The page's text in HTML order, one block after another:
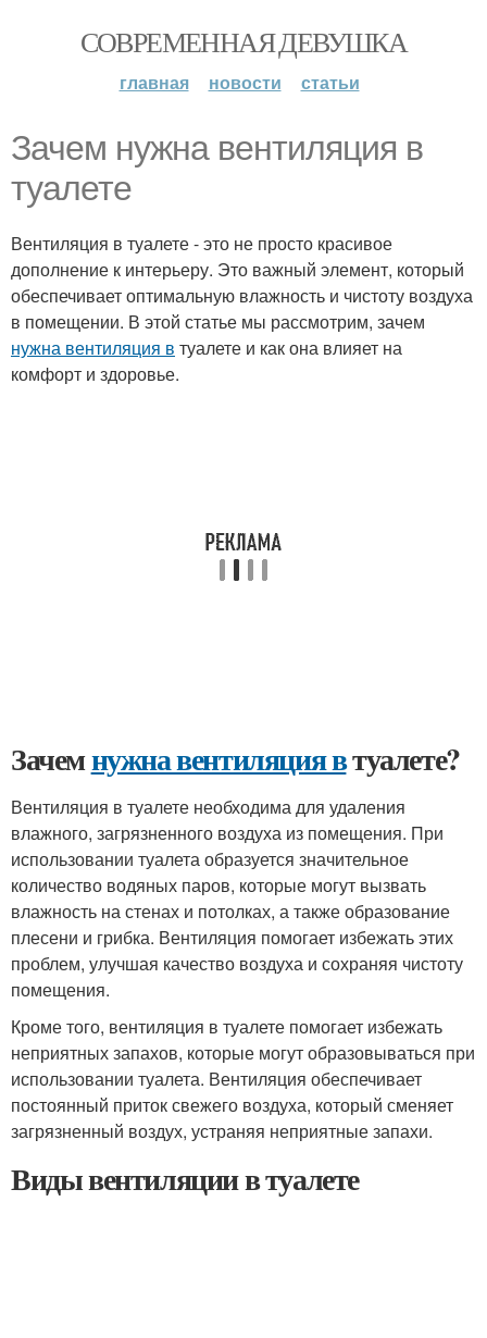
СОВРЕМЕННАЯ ДЕВУШКА
главная новости статьи
Зачем нужна вентиляция в
туалете
Вентиляция в туалете - это не просто красивое
дополнение к интерьеру. Это важный элемент, который
обеспечивает оптимальную влажность и чистоту воздуха
в помещении. В этой статье мы рассмотрим, зачем
нужна вентиляция в туалете и как она влияет на
комфорт и здоровье.
Зачемнужна вентиляция втуалете?
Вентиляция в туалете необходима для удаления
влажного, загрязненного воздуха из помещения. При
использовании туалета образуется значительное
количество водяных паров, которые могут вызвать
влажность на стенах и потолках, а также образование
плесени и грибка. Вентиляция помогает избежать этих
проблем, улучшая качество воздуха и сохраняя чистоту
помещения.
Кроме того, вентиляция в туалете помогает избежать
неприятных запахов, которые могут образовываться при
использовании туалета. Вентиляция обеспечивает
постоянный приток свежего воздуха, который сменяет
загрязненный воздух, устраняя неприятные запахи.
Виды вентиляции в туалете